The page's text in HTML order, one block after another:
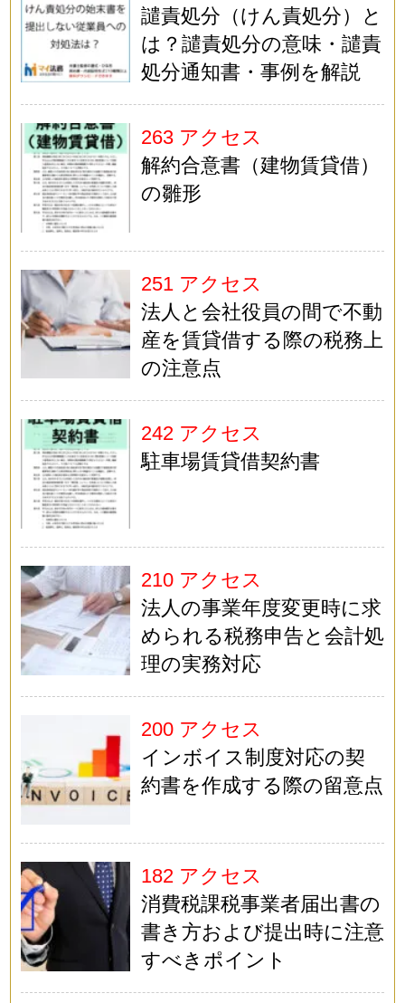
譴責処分（けん責処分）と
は？譴責処分の意味・譴責
処分通知書・事例を解説
263 アクセス
解約合意書（建物賃貸借）
の雛形
251 アクセス
法人と会社役員の間で不動
産を賃貸借する際の税務上
の注意点
242 アクセス
駐車場賃貸借契約書
210 アクセス
法人の事業年度変更時に求
められる税務申告と会計処
理の実務対応
200 アクセス
インボイス制度対応の契
約書を作成する際の留意点
182 アクセス
消費税課税事業者届出書の
書き方および提出時に注意
すべきポイント